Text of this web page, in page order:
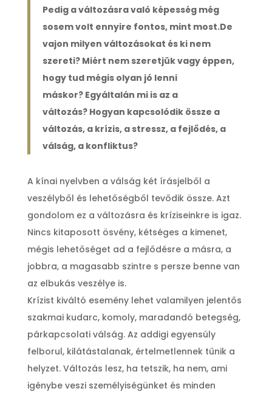
Pedig a változásra való képesség még
sosem volt ennyire fontos, mint most.De
vajon milyen változásokat és ki nem
szereti? Miért nem szeretjük vagy éppen,
hogy tud mégis olyan jó lenni
máskor? Egyáltalán mi is az a
változás? Hogyan kapcsolódik össze a
változás, a krízis, a stressz, a fejlődés, a
válság, a konfliktus?
A kínai nyelvben a válság két írásjelből a
veszélyből és lehetőségből tevődik össze. Azt
gondolom ez a változásra és kríziseinkre is igaz.
Nincs kitaposott ösvény, kétséges a kimenet,
mégis lehetőséget ad a fejlődésre a másra, a
jobbra, a magasabb szintre s persze benne van
az elbukás veszélye is.
Krízist kiváltó esemény lehet valamilyen jelentős
szakmai kudarc, komoly, maradandó betegség,
párkapcsolati válság. Az addigi egyensúly
felborul, kilátástalanak, értelmetlennek tűnik a
helyzet. Változás lesz, ha tetszik, ha nem, ami
igénybe veszi személyiségünket és minden